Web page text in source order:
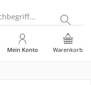
Warenkorb
Mein Konto